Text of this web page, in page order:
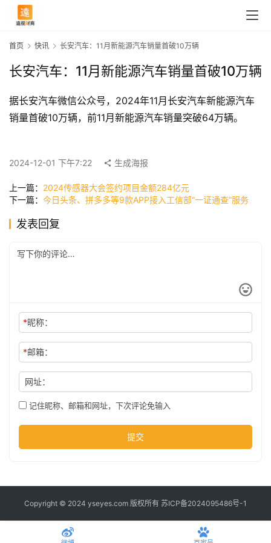
页
讯
科
首页 快讯 长安汽车：11月新能源汽车销量首破10万辆
长安汽车：11月新能源汽车销量首破10万辆
据长安汽车微信公众号，2024年11月长安汽车新能源汽车
销量首破10万辆，前11月新能源汽车销量突破64万辆。
2024-12-01 下午7:22 生成海报
上一篇： 2024传感器大会签约项目金额284亿元
下一篇： 今日头条、拼多多等9款APP接入工信部“一证通查”服务
发表回复
*昵称：
*邮箱：
网址：
记住昵称、邮箱和网址，下次评论免输入
提交
Copyright © 2024 yseyes.com 版权所有 苏ICP备2024095486号-1